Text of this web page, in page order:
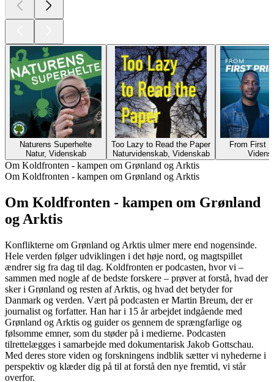
Naturens Superhelte
Natur, Videnskab
Too Lazy to Read the Paper
Naturvidenskab, Videnskab
From First
Om Koldfronten - kampen om Grønland og Arktis
Om Koldfronten - kampen om Grønland og Arktis
Om Koldfronten - kampen om Grønland
og Arktis
Konflikterne om Grønland og Arktis ulmer mere end nogensinde.
Hele verden følger udviklingen i det høje nord, og magtspillet
ændrer sig fra dag til dag. Koldfronten er podcasten, hvor vi –
sammen med nogle af de bedste forskere – prøver at forstå, hvad der
sker i Grønland og resten af Arktis, og hvad det betyder for
Danmark og verden. Vært på podcasten er Martin Breum, der er
journalist og forfatter. Han har i 15 år arbejdet indgående med
Grønland og Arktis og guider os gennem de sprængfarlige og
følsomme emner, som du støder på i medierne. Podcasten
tilrettelægges i samarbejde med dokumentarisk Jakob Gottschau.
Med deres store viden og forskningens indblik sætter vi nyhederne i
perspektiv og klæder dig på til at forstå den nye fremtid, vi står
overfor.